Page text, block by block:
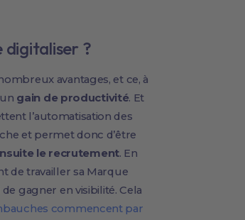
digitaliser ?
avantages, et ce, à
gain de productivité. Et
l’automatisation des
et permet donc d’être
le recrutement. En
de travailler sa Marque
gagner en visibilité. Cela
commencent par